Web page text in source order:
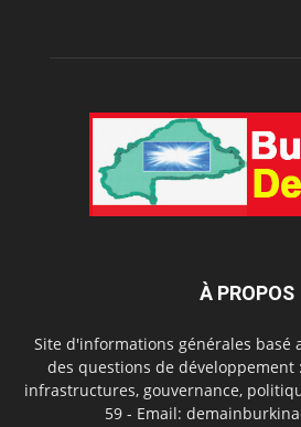
À PROPOS
Site d'informations générales basé
des questions de développement
infrastructures, gouvernance,
59 - Email: